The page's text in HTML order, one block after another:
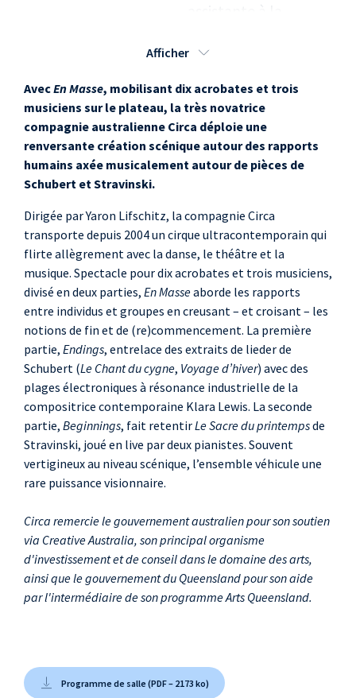
costumes, confection
Sue Gibson
confection des
costumes
Janie Grant,
costumes
Amanda Lakin,
confection des
costumes
Jason Organ,
direction technique
Jon Blake,
accessoires
Danielle Kellie,
production
Afficher
AvecEn Masse, mobilisant dix acrobates et trois
musiciens sur le plateau, la très novatrice
compagnie australienne Circa déploie une
renversante création scénique autour des rapports
humains axée musicalement autour de pièces de
Schubert et Stravinski.
Dirigée par Yaron Lifschitz, la compagnie Circa
transporte depuis 2004 un cirque ultracontemporain qui
flirte allègrement avec la danse, le théâtre et la
musique. Spectacle pour dix acrobates et trois musiciens,
divisé en deux parties, En Masseaborde les rapports
entre individus et groupes en creusant – et croisant – les
notions de fin et de (re)commencement. La première
partie, Endings, entrelace des extraits de lieder de
Schubert (Le Chant du cygne, Voyage d’hiver) avec des
plages électroniques à résonance industrielle de la
compositrice contemporaine Klara Lewis. La seconde
partie, Beginnings, fait retentirLe Sacre du printempsde
Stravinski, joué en live par deux pianistes. Souvent
vertigineux au niveau scénique, l’ensemble véhicule une
rare puissance visionnaire.
Circa remercie le gouvernement australien pour son soutien
via Creative Australia, son principal organisme
d'investissement et de conseil dans le domaine des arts,
ainsi que le gouvernement du Queensland pour son aide
par l'intermédiaire de son programme Arts Queensland.
Programme de salle (PDF – 2173 ko)